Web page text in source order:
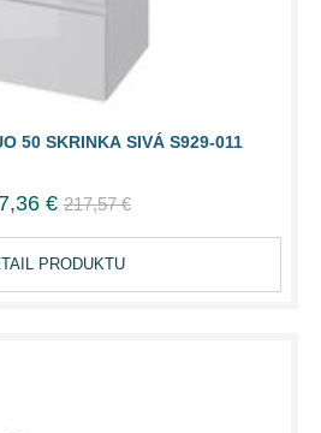
50 SKRINKA SIVÁ S929-011
€ 217,57 €
PRODUKTU